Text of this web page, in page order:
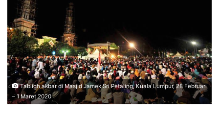
Tabligh akbar di Masjid Jamek Sri Petaling, Kuala Lumpur, 28 Februari
– 1 Maret 2020